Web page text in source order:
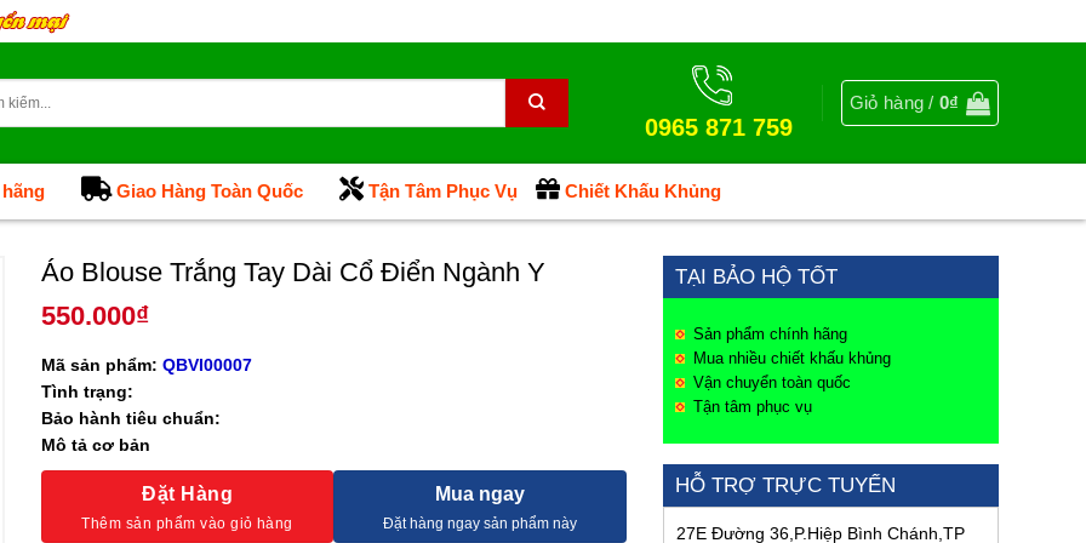
0965 871 759
Giỏ hàng /0₫
Chiết Khấu Khủng
Giao Hàng Toàn Quốc Tận Tâm Phục Vụ
Áo Blouse Trắng Tay Dài Cổ Điển Ngành Y
550.000₫
Mã sản phẩm: QBVI00007
Tình trạng:
Bảo hành tiêu chuẩn:
Mô tả cơ bản
Đặt Hàng Mua ngay
TẠI BẢO HỘ TỐT
Sản phẩm chính hãng
Mua nhiều chiết khấu khủng
Vận chuyển toàn quốc
Tận tâm phục vụ
HỖ TRỢ TRỰC TUYẾN
27E Đường 36,P.Hiệp Bình Chánh,TP